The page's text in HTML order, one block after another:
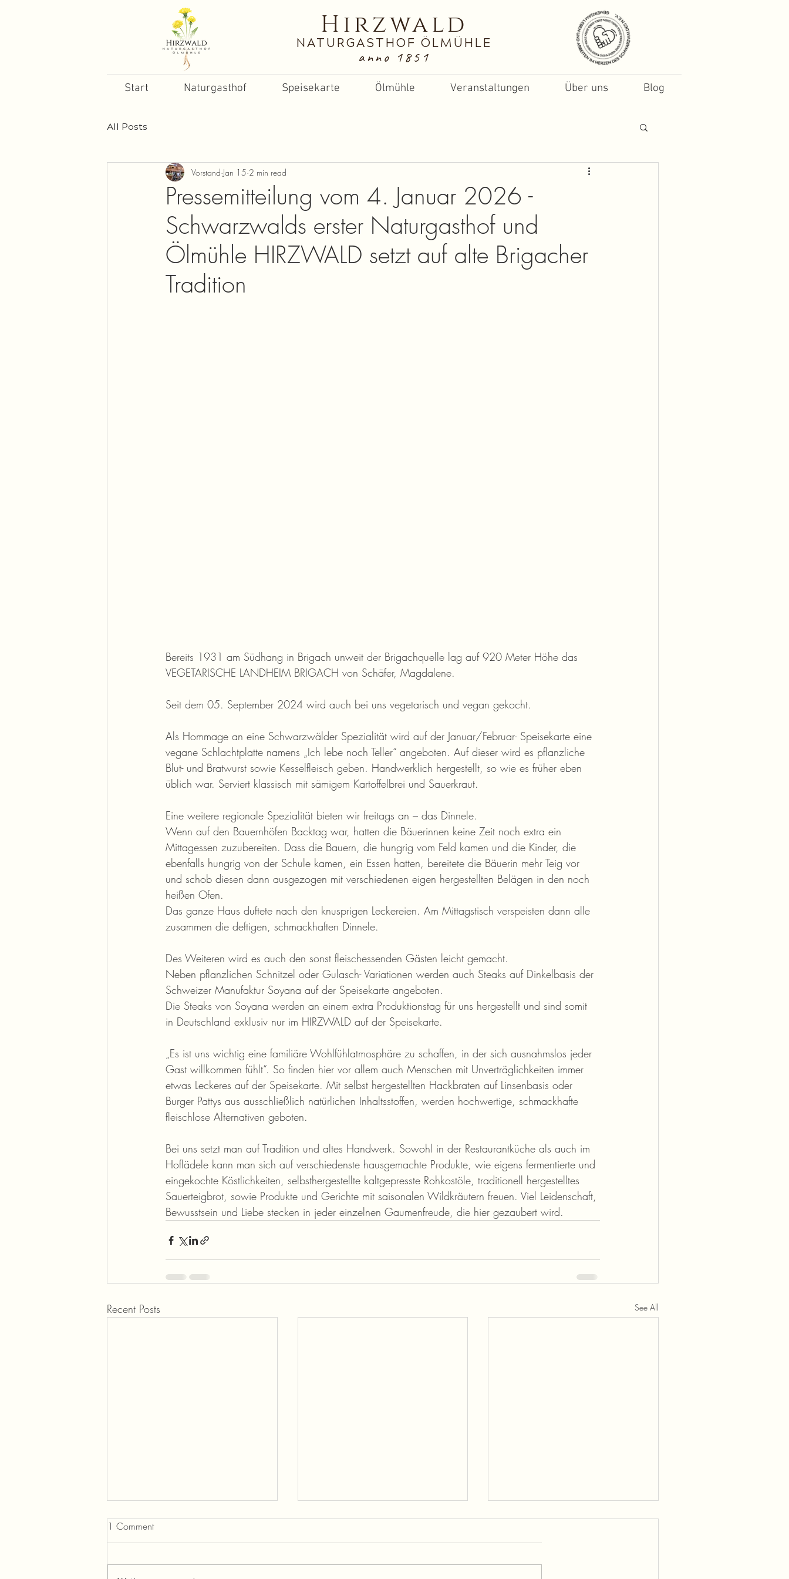
Hirzwald
NATURGASTHOF ÖLMÜHLE
anno 1851
Start Naturgasthof Speisekarte Ölmühle Veranstaltungen Über uns Blog
All Posts
Pressemitteilung vom 4. Januar 2026 -
Schwarzwalds erster Naturgasthof und
Ölmühle HIRZWALD setzt auf alte Brigacher
Tradition
Vorstand Jan 15 2 min read
Bereits 1931 am Südhang in Brigach unweit der Brigachquelle lag auf 920 Meter Höhe das
VEGETARISCHE LANDHEIM BRIGACH von Schäfer, Magdalene.
Seit dem 05. September 2024 wird auch bei uns vegetarisch und vegan gekocht.
Als Hommage an eine Schwarzwälder Spezialität wird auf der Januar/Februar- Speisekarte eine
vegane Schlachtplatte namens „Ich lebe noch Teller“ angeboten. Auf dieser wird es pflanzliche
Blut- und Bratwurst sowie Kesselfleisch geben. Handwerklich hergestellt, so wie es früher eben
üblich war. Serviert klassisch mit sämigem Kartoffelbrei und Sauerkraut.
Eine weitere regionale Spezialität bieten wir freitags an – das Dinnele.
Wenn auf den Bauernhöfen Backtag war, hatten die Bäuerinnen keine Zeit noch extra ein
Mittagessen zuzubereiten. Dass die Bauern, die hungrig vom Feld kamen und die Kinder, die
ebenfalls hungrig von der Schule kamen, ein Essen hatten, bereitete die Bäuerin mehr Teig vor
und schob diesen dann ausgezogen mit verschiedenen eigen hergestellten Belägen in den noch
heißen Ofen.
Das ganze Haus duftete nach den knusprigen Leckereien. Am Mittagstisch verspeisten dann alle
zusammen die deftigen, schmackhaften Dinnele.
Des Weiteren wird es auch den sonst fleischessenden Gästen leicht gemacht.
Neben pflanzlichen Schnitzel oder Gulasch- Variationen werden auch Steaks auf Dinkelbasis der
Schweizer Manufaktur Soyana auf der Speisekarte angeboten.
Die Steaks von Soyana werden an einem extra Produktionstag für uns hergestellt und sind somit
in Deutschland exklusiv nur im HIRZWALD auf der Speisekarte.
„Es ist uns wichtig eine familiäre Wohlfühlatmosphäre zu schaffen, in der sich ausnahmslos jeder
Gast willkommen fühlt“. So finden hier vor allem auch Menschen mit Unverträglichkeiten immer
etwas Leckeres auf der Speisekarte. Mit selbst hergestellten Hackbraten auf Linsenbasis oder
Burger Pattys aus ausschließlich natürlichen Inhaltsstoffen, werden hochwertige, schmackhafte
fleischlose Alternativen geboten.
Bei uns setzt man auf Tradition und altes Handwerk. Sowohl in der Restaurantküche als auch im
Hoflädele kann man sich auf verschiedenste hausgemachte Produkte, wie eigens fermentierte und
eingekochte Köstlichkeiten, selbsthergestellte kaltgepresste Rohkostöle, traditionell hergestelltes
Sauerteigbrot, sowie Produkte und Gerichte mit saisonalen Wildkräutern freuen. Viel Leidenschaft,
Bewusstsein und Liebe stecken in jeder einzelnen Gaumenfreude, die hier gezaubert wird.
Recent Posts See All
1 Comment